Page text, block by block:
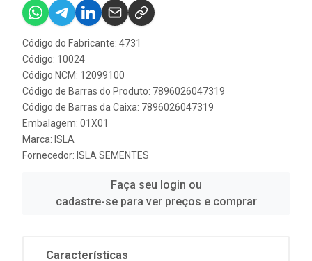
Código do Fabricante: 4731
Código: 10024
Código NCM: 12099100
Código de Barras do Produto: 7896026047319
Código de Barras da Caixa: 7896026047319
Embalagem: 01X01
Marca: ISLA
Fornecedor: ISLA SEMENTES
Faça seu login ou
cadastre-se para ver preços e comprar
Características